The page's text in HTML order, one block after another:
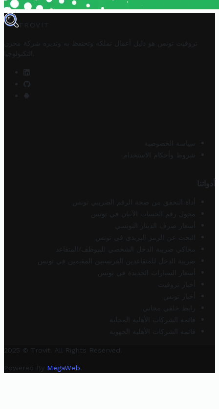
TROVIT
تروفيت تونس هو دليل أعمال تملكه وتحتفظ به وتديره
شركة مخزن
التكنولوجيا
سياسة الخصوصية
شروط وأحكام الاستخدام
أدواتنا
أداة التحقق من صحة الرقم الضريبي تونس
محول رقم الحساب الآيبان في تونس
أسعار صرف الدينار التونسي
البحث عن الرمز البريدي في تونس
محاكي ضريبة الدخل الشخصي للموظف/المتقاعد
ضريبة الدخل للمتقاعدين الفرنسيين المقيمين في تونس
أسعار السيارات الجديدة في تونس
أخبار تروفيت
أخبار تونس
رابط خلفي مجاني
قائمة الشركات الأهلية المحلية
قائمة الشركات الأهلية الجهوية
2025 © Trovit. All Rights Reserved.
Powered By MegaWeb